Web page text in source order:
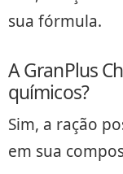
sua fórmula.
A GranPlus
químicos?
Sim, a ração
em sua